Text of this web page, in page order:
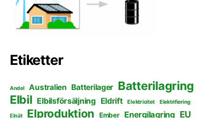
Etiketter
Andel Australien Batterilager Batterilagring
Elbil Elbilsförsäljning Eldrift Elektricitet Elektrifiering
Elnät Elproduktion Ember Energilagring EU